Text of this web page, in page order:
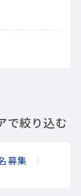
で絞り込む
募集